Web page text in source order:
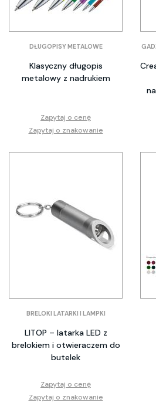
DŁUGOPISY METALOWE
Klasyczny długopis
metalowy z nadrukiem
Zapytaj o cenę
Zapytaj o znakowanie
BRELOKI LATARKI I LAMPKI
LITOP – latarka LED z
brelokiem i otwieraczem do
butelek
Zapytaj o cenę
Zapytaj o znakowanie